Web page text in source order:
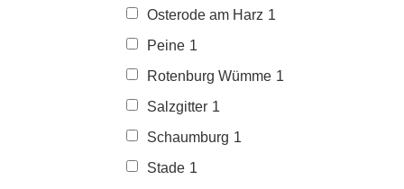
Osterode am Harz 1
Peine 1
Rotenburg Wümme 1
Salzgitter 1
Schaumburg 1
Stade 1